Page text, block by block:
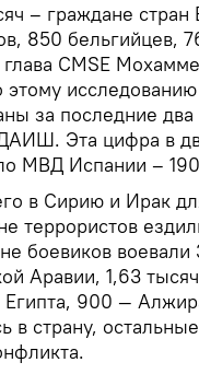
– граждане стран
850 бельгийцев,
CMSE
этому
за последние
Эта цифра в
МВД Испании –
в Сирию и Ирак
террористов
боевиков
Аравии, 1,63
Египта, 900 —
в страну,